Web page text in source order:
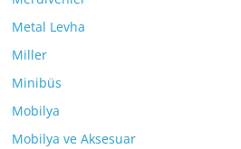
Metal Levha
Miller
Minibüs
Mobilya
Mobilya ve Aksesuar